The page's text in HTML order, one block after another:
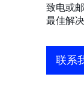
致电或
最佳解决
联系